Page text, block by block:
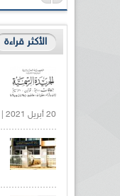
الأكثر قراءة
20 أبريل 2021 |